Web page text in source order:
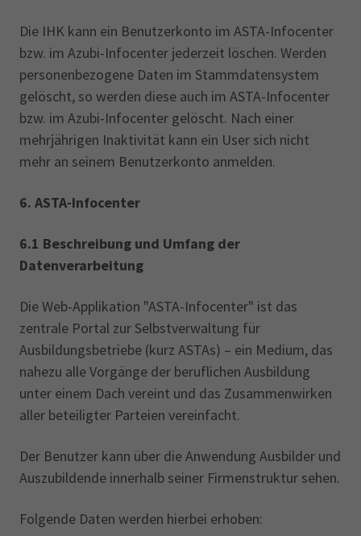
Die IHK kann ein Benutzerkonto im ASTA-Infocenter
bzw. im Azubi-Infocenter jederzeit löschen. Werden
personenbezogene Daten im Stammdatensystem
gelöscht, so werden diese auch im ASTA-Infocenter
bzw. im Azubi-Infocenter gelöscht. Nach einer
mehrjährigen Inaktivität kann ein User sich nicht
mehr an seinem Benutzerkonto anmelden.
6. ASTA-Infocenter
6.1 Beschreibung und Umfang der
Datenverarbeitung
Die Web-Applikation "ASTA-Infocenter" ist das
zentrale Portal zur Selbstverwaltung für
Ausbildungsbetriebe (kurz ASTAs) – ein Medium, das
nahezu alle Vorgänge der beruflichen Ausbildung
unter einem Dach vereint und das Zusammenwirken
aller beteiligter Parteien vereinfacht.
Der Benutzer kann über die Anwendung Ausbilder und
Auszubildende innerhalb seiner Firmenstruktur sehen.
Folgende Daten werden hierbei erhoben:‎